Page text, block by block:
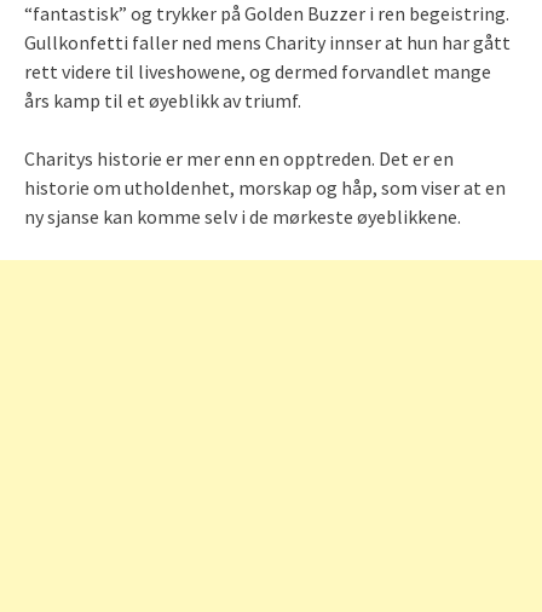
“fantastisk” og trykker på Golden Buzzer i ren begeistring.
Gullkonfetti faller ned mens Charity innser at hun har gått
rett videre til liveshowene, og dermed forvandlet mange
års kamp til et øyeblikk av triumf.
Charitys historie er mer enn en opptreden. Det er en
historie om utholdenhet, morskap og håp, som viser at en
ny sjanse kan komme selv i de mørkeste øyeblikkene.